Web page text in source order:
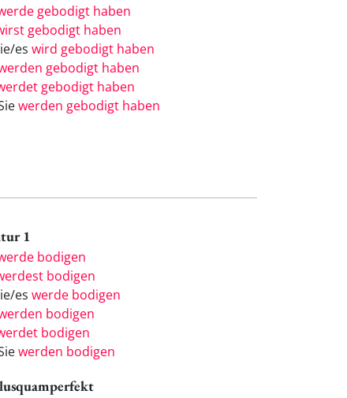
gebodigt haben
gebodigt haben
es wird gebodigt haben
gebodigt haben
gebodigt haben
werden gebodigt haben
1
bodigen
bodigen
es werde bodigen
bodigen
bodigen
werden bodigen